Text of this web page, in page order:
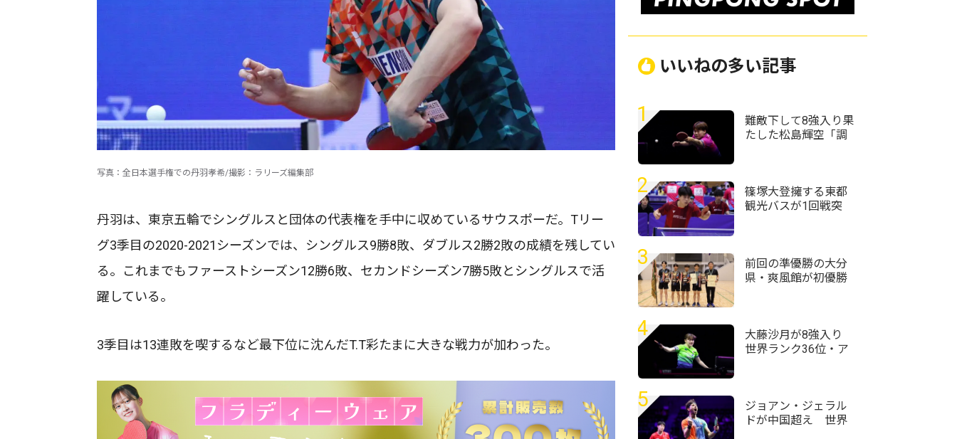
写真：全日本選手権での丹羽孝希/撮影：ラリーズ編集部
丹羽は、東京五輪でシングルスと団体の代表権を手中に収めているサウスポーだ。Tリー
グ3季目の2020-2021シーズンでは、シングルス9勝8敗、ダブルス2勝2敗の成績を残してい
る。これまでもファーストシーズン12勝6敗、セカンドシーズン7勝5敗とシングルスで活
躍している。
3季目は13連敗を喫するなど最下位に沈んだT.T彩たまに大きな戦力が加わった。
いいねの多い記事
1
難敵下して8強入り果
たした松島輝空「調
チャンピオンズ横浜
2026＞
2
篠塚大登擁する東都
観光バスが1回戦突
団卓球選手権大会＞
3
前回の準優勝の大分
県・爽風館が初優勝
4
大藤沙月が8強入り
世界ランク36位・ア
5
ジョアン・ジェラル
ドが中国超え 世界